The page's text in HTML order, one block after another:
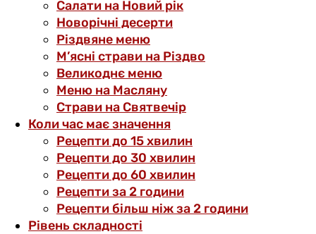
Салати на Новий рік
Новорічні десерти
Різдвяне меню
М’ясні страви на Різдво
Великоднє меню
Меню на Масляну
Страви на Святвечір
Коли час має значення
Рецепти до 15 хвилин
Рецепти до 30 хвилин
Рецепти до 60 хвилин
Рецепти за 2 години
Рецепти більш ніж за 2 години
Рівень складності